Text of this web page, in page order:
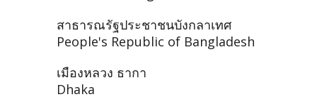
สาธารณรัฐประชาชนบังกลาเทศ
People's Republic of Bangladesh
เมืองหลวง ธากา
Dhaka